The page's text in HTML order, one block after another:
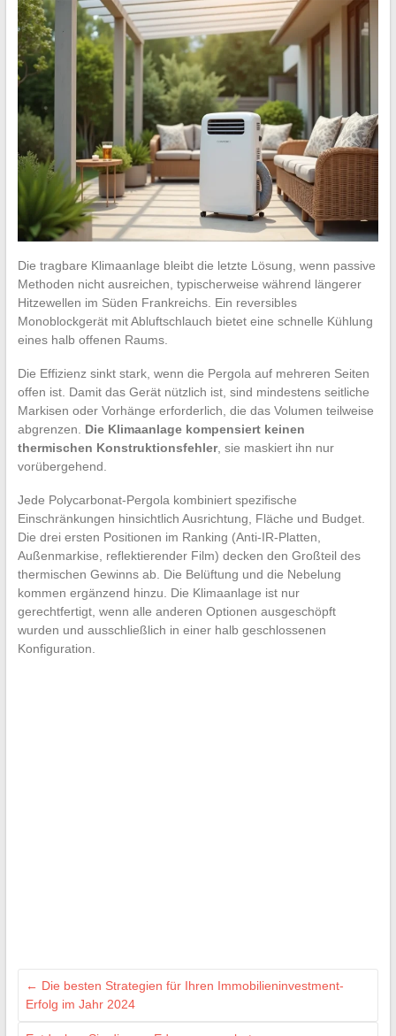
Die tragbare Klimaanlage bleibt die letzte Lösung, wenn passive
Methoden nicht ausreichen, typischerweise während längerer
Hitzewellen im Süden Frankreichs. Ein reversibles
Monoblockgerät mit Abluftschlauch bietet eine schnelle Kühlung
eines halb offenen Raums.
Die Effizienz sinkt stark, wenn die Pergola auf mehreren Seiten
offen ist. Damit das Gerät nützlich ist, sind mindestens seitliche
Markisen oder Vorhänge erforderlich, die das Volumen teilweise
abgrenzen. Die Klimaanlage kompensiert keinen
thermischen Konstruktionsfehler, sie maskiert ihn nur
vorübergehend.
Jede Polycarbonat-Pergola kombiniert spezifische
Einschränkungen hinsichtlich Ausrichtung, Fläche und Budget.
Die drei ersten Positionen im Ranking (Anti-IR-Platten,
Außenmarkise, reflektierender Film) decken den Großteil des
thermischen Gewinns ab. Die Belüftung und die Nebelung
kommen ergänzend hinzu. Die Klimaanlage ist nur
gerechtfertigt, wenn alle anderen Optionen ausgeschöpft
wurden und ausschließlich in einer halb geschlossenen
Konfiguration.
← Die besten Strategien für Ihren Immobilieninvestment-
Erfolg im Jahr 2024